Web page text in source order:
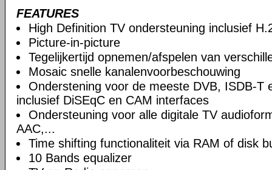
FEATURES
High Definition TV ondersteuning inclusief
Picture-in-picture
Tegelijkertijd opnemen/afspelen van
Mosaic snelle kanalenvoorbeschouwing
Onderstening voor de meeste DVB, ISDB-T
inclusief DiSEqC en CAM interfaces
Ondersteuning voor alle digitale TV
AAC,...
Time shifting functionaliteit via RAM of disk
10 Bands equalizer